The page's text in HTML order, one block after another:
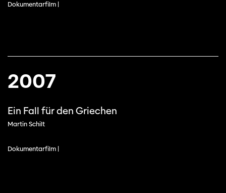
Dokumentarfilm |
2007
Ein Fall für den Griechen
Martin Schilt
Dokumentarfilm |